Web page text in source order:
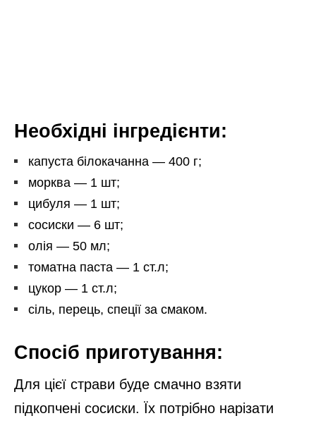
Необхідні інгредієнти:
капуста білокачанна — 400 г;
морква — 1 шт;
цибуля — 1 шт;
сосиски — 6 шт;
олія — 50 мл;
томатна паста — 1 ст.л;
цукор — 1 ст.л;
сіль, перець, спеції за смаком.
Спосіб приготування:
Для цієї страви буде смачно взяти
підкопчені сосиски. Їх потрібно нарізати